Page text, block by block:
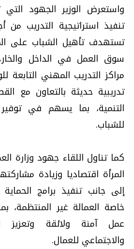
واستعرض الوزير الجهود التي
تنفيذ استراتيجية التدريب من
تستهدف تأهيل الشباب على
سوق العمل في الداخل
مراكز التدريب المهني التابعة
تدريبية حديثة بالتعاون مع
التنمية، بما يسهم في
للشباب.
كما تناول اللقاء جهود وزارة
المرأة اقتصاديا وزيادة
إلى جانب تنفيذ برامج الحماية
خاصة العمالة غير المنتظمة،
عمل آمنة ولائقة وتعزيز
والاجتماعي للعمال.